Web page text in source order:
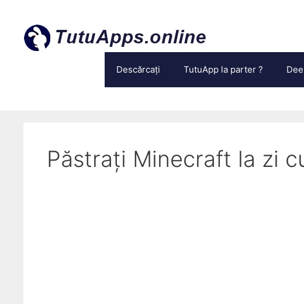
conținut
Descărcați TutuApp la parter ?
Păstrați Minecraft la zi